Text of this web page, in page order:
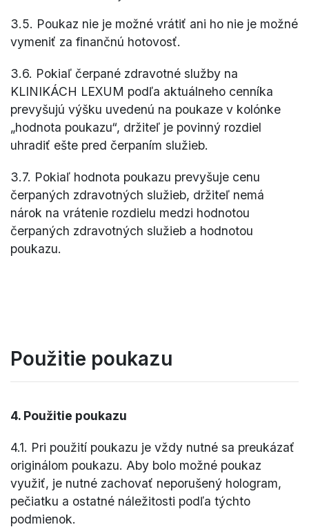
3.5. Poukaz nie je možné vrátiť ani ho nie je možné
vymeniť za finančnú hotovosť.
3.6. Pokiaľ čerpané zdravotné služby na
KLINIKÁCH LEXUM podľa aktuálneho cenníka
prevyšujú výšku uvedenú na poukaze v kolónke
„hodnota poukazu“, držiteľ je povinný rozdiel
uhradiť ešte pred čerpaním služieb.
3.7. Pokiaľ hodnota poukazu prevyšuje cenu
čerpaných zdravotných služieb, držiteľ nemá
nárok na vrátenie rozdielu medzi hodnotou
čerpaných zdravotných služieb a hodnotou
poukazu.
Použitie poukazu
4. Použitie poukazu
4.1. Pri použití poukazu je vždy nutné sa preukázať
originálom poukazu. Aby bolo možné poukaz
využiť, je nutné zachovať neporušený hologram,
pečiatku a ostatné náležitosti podľa týchto
podmienok.